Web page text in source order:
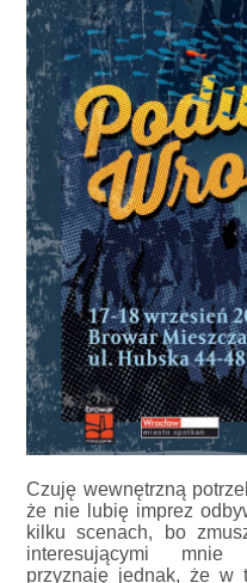
Czuję wewnętrzną
że nie lubię imprez
kilku scenach, bo
interesującymi mnie
przyznaję jednak, że